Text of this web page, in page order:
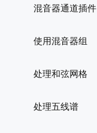
混音器通道插件
使用混音器组
处理和弦网格
处理五线谱